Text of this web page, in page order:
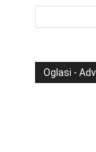
Oglasi -